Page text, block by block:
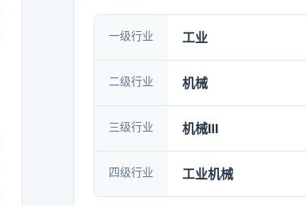
一级行业 工业
二级行业 机械
三级行业 机械Ⅲ
四级行业 工业机械